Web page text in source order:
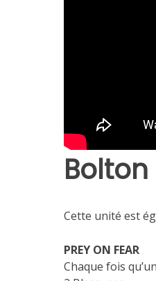
Cette unité est
PREY ON FEAR
Chaque fois